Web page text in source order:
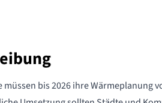
müssen bis 2026 ihre Wärmeplanung